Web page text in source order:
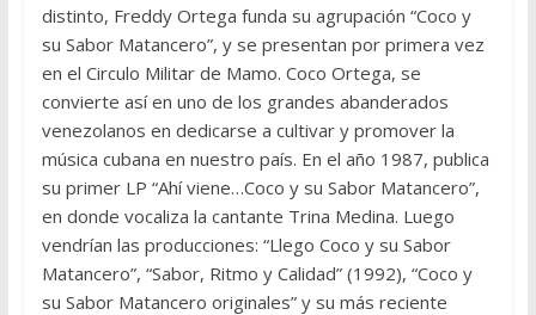
distinto, Freddy Ortega funda su agrupación “Coco y
su Sabor Matancero”, y se presentan por primera vez
en el Circulo Militar de Mamo. Coco Ortega, se
convierte así en uno de los grandes abanderados
venezolanos en dedicarse a cultivar y promover la
música cubana en nuestro país. En el año 1987, publica
su primer LP “Ahí viene…Coco y su Sabor Matancero”,
en donde vocaliza la cantante Trina Medina. Luego
vendrían las producciones: “Llego Coco y su Sabor
Matancero”, “Sabor, Ritmo y Calidad” (1992), “Coco y
su Sabor Matancero originales” y su más reciente